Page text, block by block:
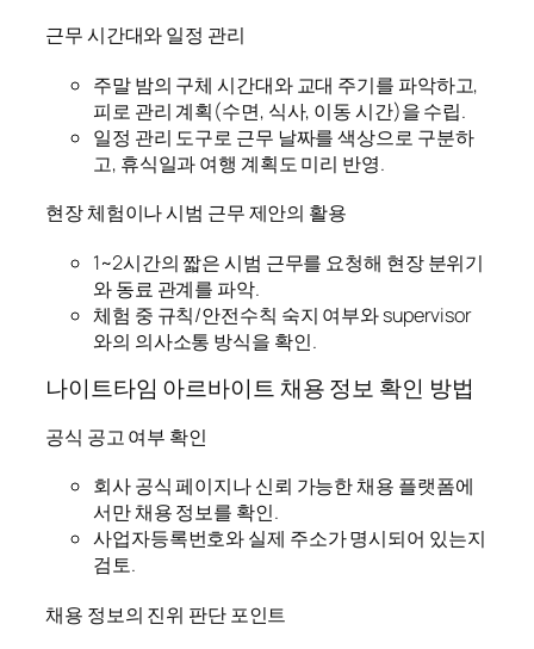
근무 시간대와 일정 관리
주말 밤의 구체 시간대와 교대 주기를 파악하고,
피로 관리 계획(수면, 식사, 이동 시간)을 수립.
일정 관리 도구로 근무 날짜를 색상으로 구분하
고, 휴식일과 여행 계획도 미리 반영.
현장 체험이나 시범 근무 제안의 활용
1~2시간의 짧은 시범 근무를 요청해 현장 분위기
와 동료 관계를 파악.
체험 중 규칙/안전수칙 숙지 여부와 supervisor
와의 의사소통 방식을 확인.
나이트타임 아르바이트 채용 정보 확인 방법
공식 공고 여부 확인
회사 공식 페이지나 신뢰 가능한 채용 플랫폼에
서만 채용 정보를 확인.
사업자등록번호와 실제 주소가 명시되어 있는지
검토.
채용 정보의 진위 판단 포인트